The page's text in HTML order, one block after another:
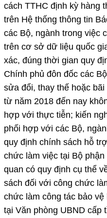
cách TTHC định kỳ hàng
trên Hệ thống thông tin
các Bộ, ngành trong việc
trên cơ sở dữ liệu quốc
xác, đúng thời gian quy
Chính phủ đôn đốc các
sửa đổi, thay thế hoặc
từ năm 2018 đến nay
hợp với thực tiễn; kiến
phối hợp với các Bộ,
quy định chính sách hỗ
chức làm việc tại Bộ
quan có quy định cụ thể
sách đối với công chức
chức làm công tác bảo
tại Văn phòng UBND cấp